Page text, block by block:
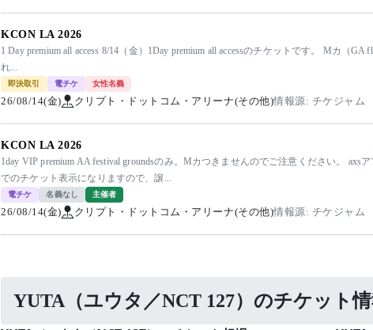
KCON LA 2026
1 Day premium all access 8/14（金）1Day premium all accessのチケットです。 Mカ（
れ...
即決取引 電チケ 女性名義
26/08/14(金) クリプト・ドットコム・アリーナ(その他)情報源: チケジャム
KCON LA 2026
1day VIP premium AA festival groundsのみ。Mカつきませんのでご注意ください。 axs
でのチケット表示になりますので、譲...
電チケ 名義なし 主催者
26/08/14(金) クリプト・ドットコム・アリーナ(その他)情報源: チケジャム
YUTA（ユウタ／NCT 127）のチケット